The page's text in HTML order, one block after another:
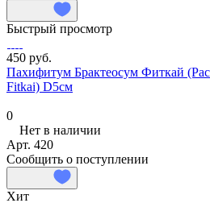
Быстрый просмотр
450 руб.
Пахифитум Брактеосум Фиткай
Fitkai) D5см
0
Нет в наличии
Арт. 420
Сообщить о поступлении
Хит